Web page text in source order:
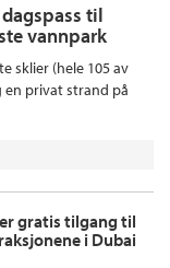
til
vannpark
sklier (hele 105 av
en privat strand på
gratis tilgang til
i Dubai